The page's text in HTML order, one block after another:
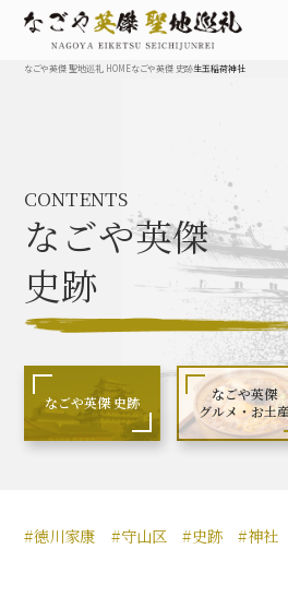
なごや英傑 聖地巡礼
なごや英傑 史跡 一覧
なごや英傑 グルメ・
なごや英傑 体験・イベ
秀長関連 史跡 一覧
なごや英傑 聖地巡礼 HOMEなごや英傑 史跡生玉稲荷神社
CONTENTS
なごや英傑
史跡
なごや英傑 史跡
なごや英傑
グルメ・お土産
#徳川家康 #守山区 #史跡 #神社